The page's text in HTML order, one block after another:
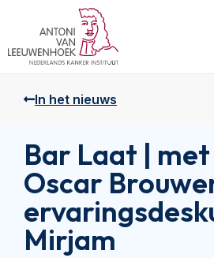
In het nieuws
Bar Laat |
Oscar
Mirjam